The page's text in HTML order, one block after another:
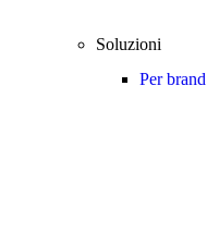
Soluzioni
Per brand